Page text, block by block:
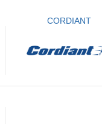
CORDIANT